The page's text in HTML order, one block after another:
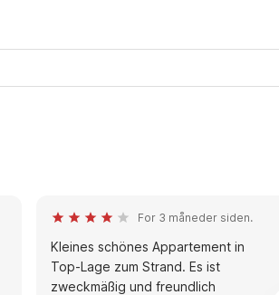
For 3 måneder siden.
Kleines schönes Appartement in
Top-Lage zum Strand. Es ist
zweckmäßig und freundlich